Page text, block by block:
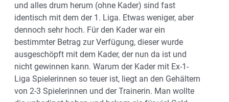
und alles drum herum (ohne Kader) sind fast
identisch mit dem der 1. Liga. Etwas weniger, aber
dennoch sehr hoch. Für den Kader war ein
bestimmter Betrag zur Verfügung, dieser wurde
ausgeschöpft mit dem Kader, der nun da ist und
nicht gewinnen kann. Warum der Kader mit Ex-1-
Liga Spielerinnen so teuer ist, liegt an den Gehältern
von 2-3 Spielerinnen und der Trainerin. Man wollte